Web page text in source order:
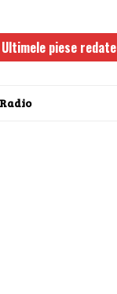
Ultimele piese redate